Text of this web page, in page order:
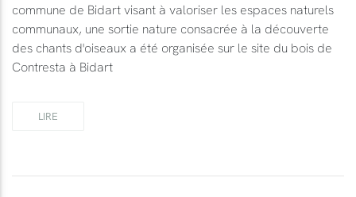
commune de Bidart visant à valoriser les espaces naturels
communaux, une sortie nature consacrée à la découverte
des chants d'oiseaux a été organisée sur le site du bois de
Contresta à Bidart
LIRE